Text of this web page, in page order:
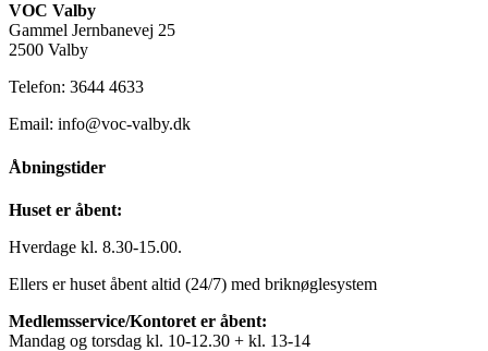
VOC Valby
Gammel Jernbanevej 25
2500 Valby
Telefon: 3644 4633
Email: info@voc-valby.dk
Åbningstider
Huset er åbent:
Hverdage kl. 8.30-15.00.
Ellers er huset åbent altid (24/7) med briknøglesystem
Medlemsservice/Kontoret er åbent:
Mandag og torsdag kl. 10-12.30 + kl. 13-14